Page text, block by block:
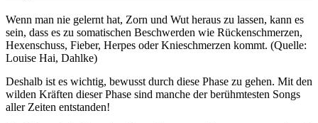
Wenn man nie gelernt hat, Zorn und Wut heraus zu lassen, kann es
sein, dass es zu somatischen Beschwerden wie Rückenschmerzen,
Hexenschuss, Fieber, Herpes oder Knieschmerzen kommt. (Quelle:
Louise Hai, Dahlke)
Deshalb ist es wichtig, bewusst durch diese Phase zu gehen. Mit den
wilden Kräften dieser Phase sind manche der berühmtesten Songs
aller Zeiten entstanden!